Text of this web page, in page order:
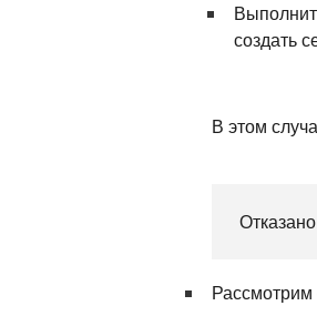
создать
В этом